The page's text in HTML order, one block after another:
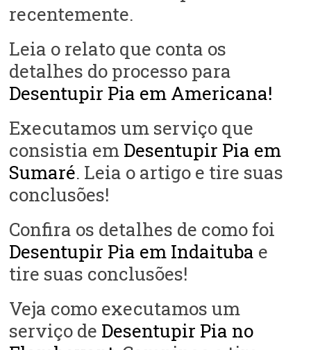
recentemente.
Leia o relato que conta os
detalhes do processo para
Desentupir Pia em Americana!
Executamos um serviço que
consistia em Desentupir Pia em
Sumaré. Leia o artigo e tire suas
conclusões!
Confira os detalhes de como foi
Desentupir Pia em Indaituba e
tire suas conclusões!
Veja como executamos um
serviço de Desentupir Pia no